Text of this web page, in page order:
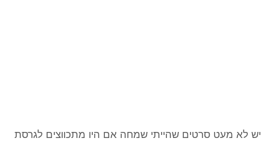
יש לא מעט סרטים שהייתי שמחה אם היו מתכווצים לגרסת